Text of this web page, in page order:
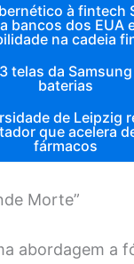
à fintech
bancos dos EUA
na cadeia
telas da
baterias
de Leipzig
que acelera
fármacos
Morte”
abordagem a